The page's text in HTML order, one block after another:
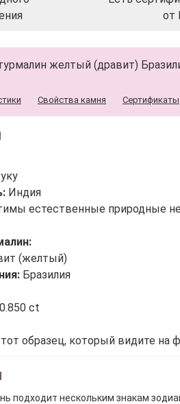
от
желтый (дравит)
Свойства камня Сертификаты
Индия
естественные природные
(желтый)
Бразилия
0.850 ct
образец, который видите на
подходит нескольким знакам